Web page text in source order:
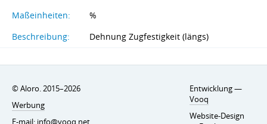
Maßeinheiten:
%
Beschreibung:
Dehnung Zugfestigkeit (längs)
© Aloro. 2015–2026
Werbung
E-mail: info@vooq.net
Entwicklung —
Vooq
Website-Design